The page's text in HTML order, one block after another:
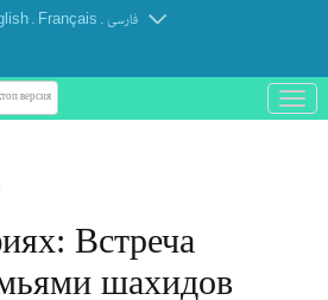
. Français . فارسی
версия
باز
و
Встреча
шахидов